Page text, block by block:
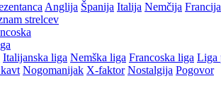
Anglija Španija Italija Nemčija Francija
strelcev
Italijanska liga Nemška liga Francoska liga Liga
Nogomanijak X-faktor Nostalgija Pogovor